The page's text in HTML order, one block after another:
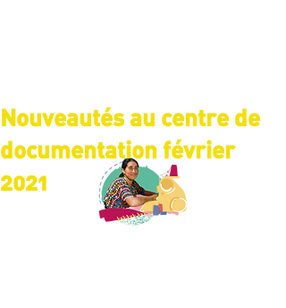
Nouveautés au centre de
documentation février
2021